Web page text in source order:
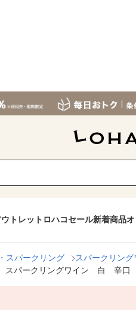
トレット ロハコセール新着商品
スパークリング
スパークリング
パークリングワイン 白 辛口